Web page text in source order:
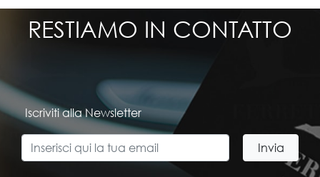
RESTIAMO IN CONTATTO
Iscriviti alla Newsletter